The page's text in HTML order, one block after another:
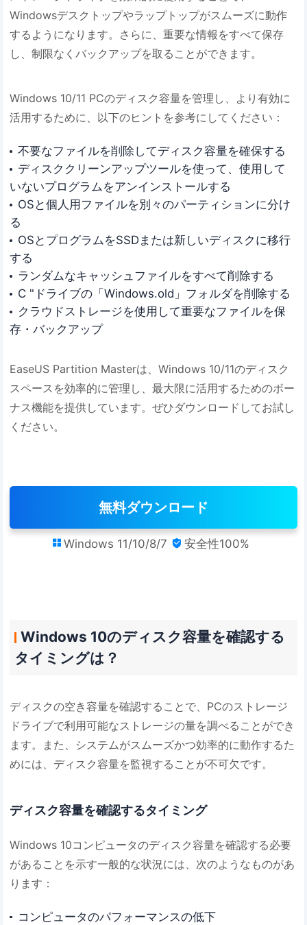
Windowsデスクトップやラップトップがスムーズに動作
するようになります。さらに、重要な情報をすべて保存
し、制限なくバックアップを取ることができます。
Windows 10/11 PCのディスク容量を管理し、より有効に
活用するために、以下のヒントを参考にしてください：
不要なファイルを削除してディスク容量を確保する
ディスククリーンアップツールを使って、使用して
いないプログラムをアンインストールする
OSと個人用ファイルを別々のパーティションに分け
る
OSとプログラムをSSDまたは新しいディスクに移行
する
ランダムなキャッシュファイルをすべて削除する
C "ドライブの「Windows.old」フォルダを削除する
クラウドストレージを使用して重要なファイルを保
存・バックアップ
EaseUS Partition Masterは、Windows 10/11のディスク
スペースを効率的に管理し、最大限に活用するためのボー
ナス機能を提供しています。ぜひダウンロードしてお試し
ください。
無料ダウンロード
 Windows 11/10/8/7  安全性100%
Windows 10のディスク容量を確認する
タイミングは？
ディスクの空き容量を確認することで、PCのストレージ
ドライブで利用可能なストレージの量を調べることができ
ます。また、システムがスムーズかつ効率的に動作するた
めには、ディスク容量を監視することが不可欠です。
ディスク容量を確認するタイミング
Windows 10コンピュータのディスク容量を確認する必要
があることを示す一般的な状況には、次のようなものがあ
ります：
コンピュータのパフォーマンスの低下